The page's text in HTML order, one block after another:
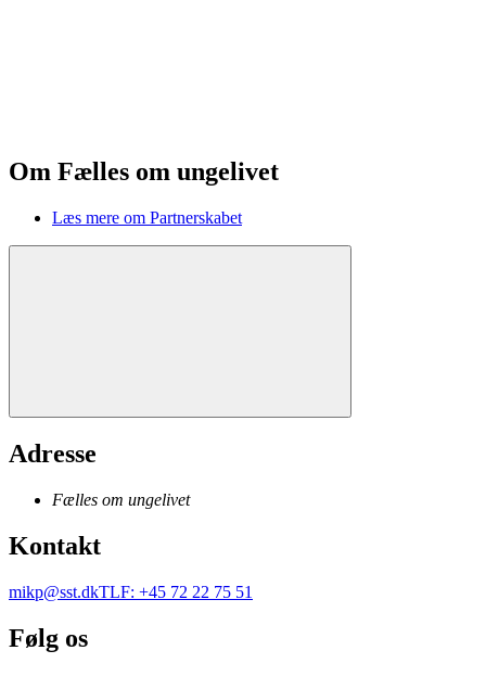
Om Fælles om ungelivet
Læs mere om Partnerskabet
Adresse
Fælles om ungelivet
Kontakt
mikp@sst.dkTLF: +45 72 22 75 51
Følg os